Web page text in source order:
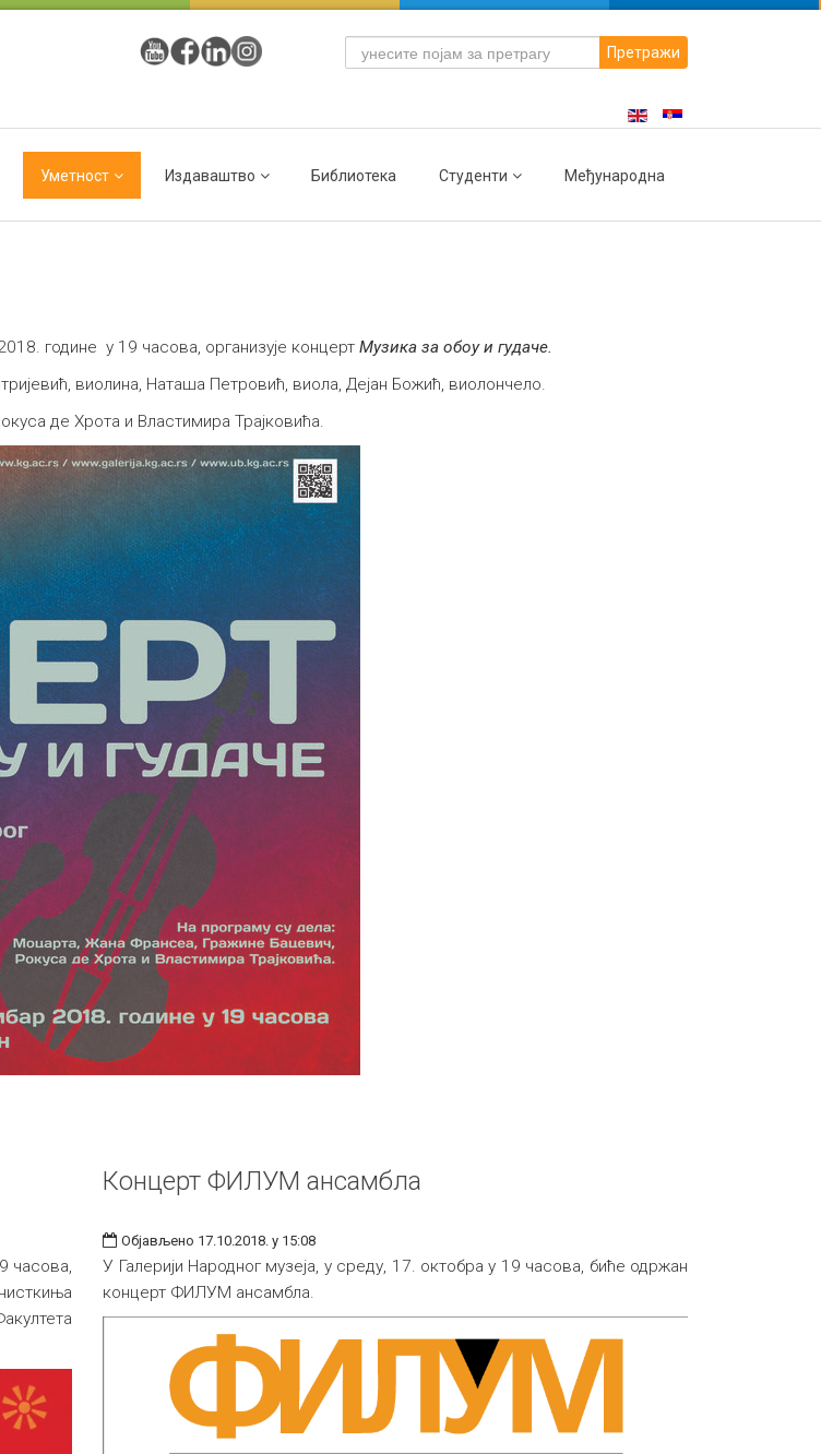
Претражи
Уметност Издаваштво Библиотека Студенти Међународна
године у 19 часова, организује концерт Музика за обоу и гудаче.
виолина, Наташа Петровић, виола, Дејан Божић, виолончело.
де Хрота и Властимира Трајковића.
часова,
Концерт ФИЛУМ ансамбла
Објављено 17.10.2018. у 15:08
У Галерији Народног музеја, у среду, 17. октобра у 19 часова, биће одржан
концерт ФИЛУМ ансамбла.